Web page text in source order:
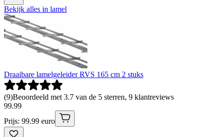
Bekijk alles in lamel
Draaibare lamelgeleider RVS 165 cm 2 stuks
(9)Beoordeeld met 3.7 van de 5 sterren, 9 klantreviews
99.99
Prijs: 99.99 euro